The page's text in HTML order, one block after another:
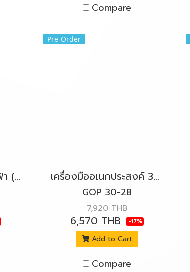
Compare
เครื่องเจียรคอตรงไฟฟ้า (ปรับรอบได้) 650W. BOSCH รุ่น GGS 28 LCE สวิตช์ข้างล็อค
Pre-Order
เครื่องมืออเนกประสงค์ 300W. BOSCH รุ่น GOP 30-28 สวิตช์บนล็อค
GOP 30-28
7,920 THB
6,570 THB -17%
Add to Cart
Compare